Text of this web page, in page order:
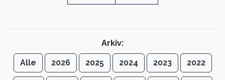
Arkiv:
Alle 2026 2025 2024 2023 2022